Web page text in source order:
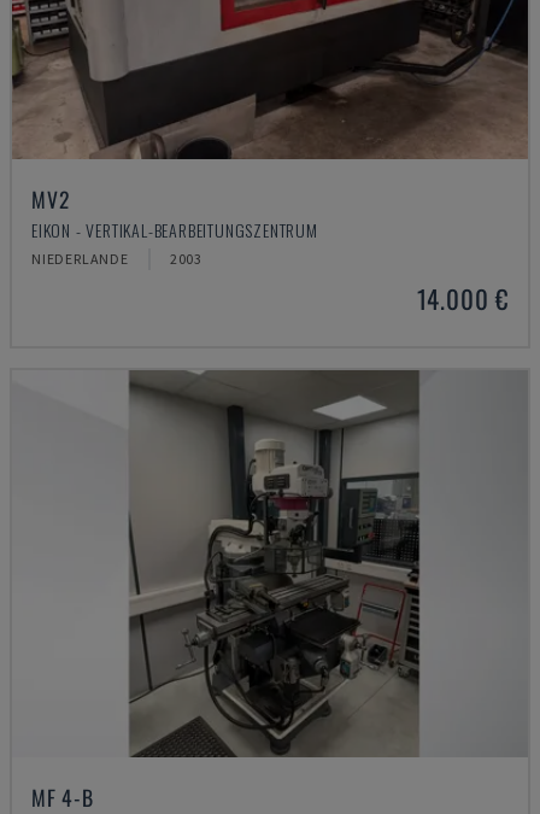
MV2
EIKON - VERTIKAL-BEARBEITUNGSZENTRUM
NIEDERLANDE 2003
14.000 €
MF 4-B